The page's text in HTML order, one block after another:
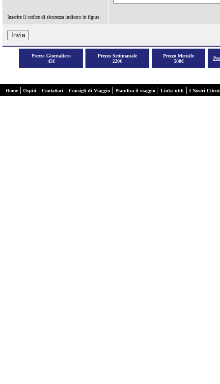
Inserire il codice di sicurezza indicato in figura
Prezzo Giornaliero
45€
Prezzo Settimanale
220€
Prezzo Mensile
500€
Home| Ospiti | Contattaci | Consigli di Viaggio | Pianifica il viaggio | Links utili | I Nostri